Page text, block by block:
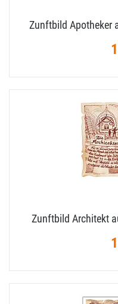
Zunftbild Apotheker
Zunftbild Architekt